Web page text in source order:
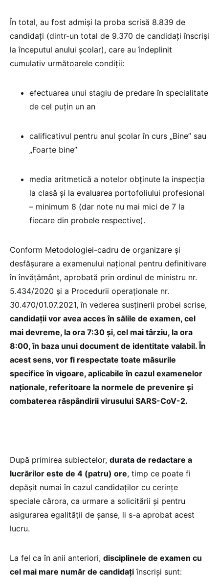
În total, au fost admiși la proba scrisă 8.839 de
candidați (dintr-un total de 9.370 de candidați înscriși
la începutul anului școlar), care au îndeplinit
cumulativ următoarele condiții:
efectuarea unui stagiu de predare în specialitate
de cel puțin un an
calificativul pentru anul școlar în curs „Bine” sau
„Foarte bine”
media aritmetică a notelor obținute la inspecția
la clasă și la evaluarea portofoliului profesional
– minimum 8 (dar note nu mai mici de 7 la
fiecare din probele respective).
Conform Metodologiei-cadru de organizare și
desfășurare a examenului național pentru definitivare
în învățământ, aprobată prin ordinul de ministru nr.
5.434/2020 și a Procedurii operaționale nr.
30.470/01.07.2021, în vederea susținerii probei scrise,
candidații vor avea acces în sălile de examen, cel
mai devreme, la ora 7:30 și, cel mai târziu, la ora
8:00, în baza unui document de identitate valabil. În
acest sens, vor fi respectate toate măsurile
specifice în vigoare, aplicabile în cazul examenelor
naționale, referitoare la normele de prevenire și
combaterea răspândirii virusului SARS-CoV-2.
După primirea subiectelor, durata de redactare a
lucrărilor este de 4 (patru) ore, timp ce poate fi
depășit numai în cazul candidaților cu cerințe
speciale cărora, ca urmare a solicitării și pentru
asigurarea egalității de șanse, li s-a aprobat acest
lucru.
La fel ca în anii anteriori, disciplinele de examen cu
cel mai mare număr de candidați înscriși sunt: